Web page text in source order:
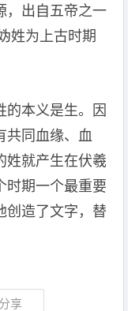
，出自五帝之一
姓为上古时期
的本义是生。因
共同血缘、血
姓就产生在伏羲
时期一个最重要
创造了文字，替
分享